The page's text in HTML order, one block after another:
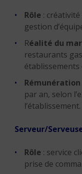
Rôle :
gestion
Réalité du
restaurants
établissements
Rémunération
par an, selon
l’établissement.
Serveur/
Rôle : service
prise de